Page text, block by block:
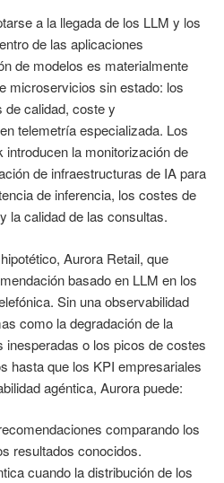
a la llegada de los LLM y los
de las aplicaciones
de modelos es materialmente
microservicios sin estado: los
de calidad, coste y
telemetría especializada. Los
la monitorización de
de infraestructuras de IA para
de inferencia, los costes de
la calidad de las consultas.
Aurora Retail, que
basado en LLM en los
Sin una observabilidad
como la degradación de la
inesperadas o los picos de costes
hasta que los KPI empresariales
agéntica, Aurora puede:
comparando los
resultados conocidos.
cuando la distribución de los